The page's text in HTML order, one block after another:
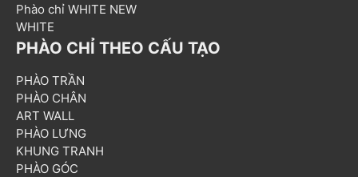
Phào chỉ WHITE NEW
WHITE
PHÀO CHỈ THEO CẤU TẠO
PHÀO TRẦN
PHÀO CHÂN
ART WALL
PHÀO LƯNG
KHUNG TRANH
PHÀO GÓC